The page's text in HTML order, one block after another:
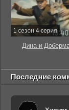
1 сезон 4 серия
Дина и
Последние